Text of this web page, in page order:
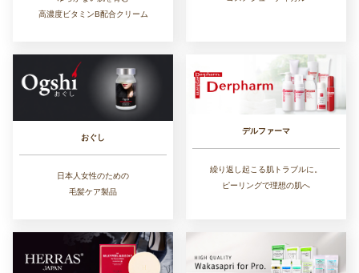
高濃度ビタミンB配合クリーム
おぐし
日本人女性のための
毛髪ケア製品
デルファーマ
繰り返し起こる肌トラブルに。
ピーリングで理想の肌へ